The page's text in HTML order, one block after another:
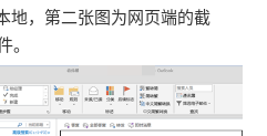
地，第二张图为网页端的截
。